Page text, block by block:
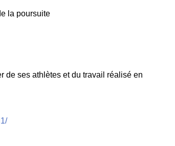
la poursuite
de ses athlètes et du travail réalisé en